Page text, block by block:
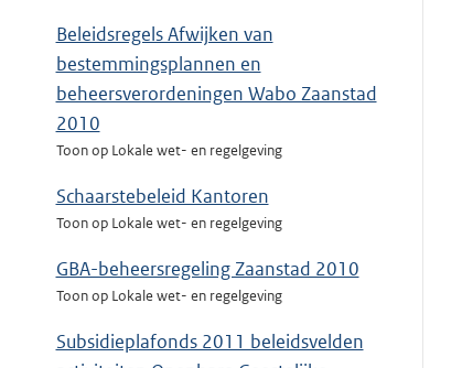
Beleidsregels Afwijken van
bestemmingsplannen en
beheersverordeningen Wabo Zaanstad
2010
Toon op Lokale wet- en regelgeving
Schaarstebeleid Kantoren
Toon op Lokale wet- en regelgeving
GBA-beheersregeling Zaanstad 2010
Toon op Lokale wet- en regelgeving
Subsidieplafonds 2011 beleidsvelden